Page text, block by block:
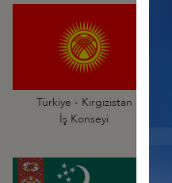
Türkiye - Kırgızistan
İş Konseyi